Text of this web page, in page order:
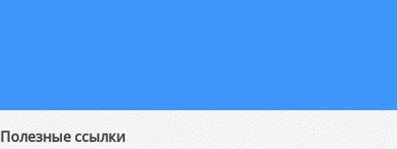
Полезные ссылки